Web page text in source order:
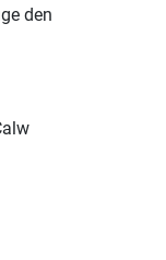
den